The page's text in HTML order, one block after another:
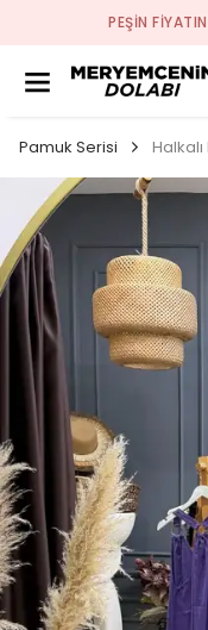
PEŞİN
Pamuk Serisi Halkalı